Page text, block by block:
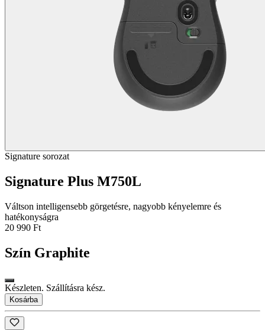
Signature sorozat
Signature Plus M750L
Váltson intelligensebb görgetésre, nagyobb kényelemre és
hatékonyságra
20 990 Ft
Szín Graphite
Készleten. Szállításra kész.
Kosárba